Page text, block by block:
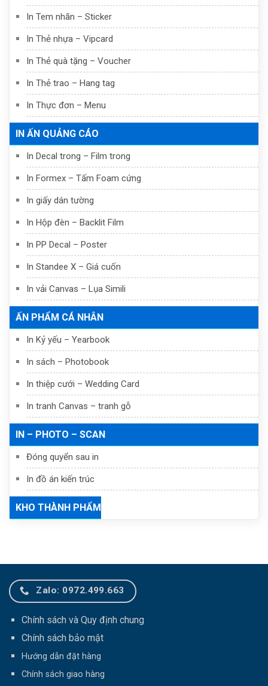
In Tem nhãn – Sticker
In Thẻ nhựa – Vipcard
In Thẻ quà tặng – Voucher
In Thẻ trao – Hang tag
In Thực đơn – Menu
IN ẤN QUẢNG CÁO
In Decal trong – Film trong
In Formex – Tấm Foam cứng
In giấy dán tường
In Hộp đèn – Backlit Film
In PP Decal – Poster
In Standee X – Giá cuốn
In vải Canvas – Lụa Simili
ẤN PHẨM CÁ NHÂN
In Kỷ yếu – Yearbook
In sách – Photobook
In thiệp cưới – Wedding Card
In tranh Canvas – tranh gỗ
IN – PHOTO – SCAN
Đóng quyển sau in
In đồ án kiến trúc
KHO THÀNH PHẨM
Zalo: 0972.499.663
Chính sách và Quy định chung
Chính sách bảo mật
Hướng dẫn đặt hàng
Chính sách giao hàng